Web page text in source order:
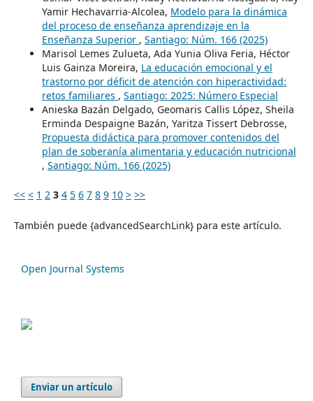
Yamir Hechavarria-Alcolea, Modelo para la dinámica
del proceso de enseñanza aprendizaje en la
Enseñanza Superior , Santiago: Núm. 166 (2025)
Marisol Lemes Zulueta, Ada Yunia Oliva Feria, Héctor
Luis Gainza Moreira, La educación emocional y el
trastorno por déficit de atención con hiperactividad:
retos familiares , Santiago: 2025: Número Especial
Anieska Bazán Delgado, Geomaris Callis López, Sheila
Erminda Despaigne Bazán, Yaritza Tissert Debrosse,
Propuesta didáctica para promover contenidos del
plan de soberanía alimentaria y educación nutricional
, Santiago: Núm. 166 (2025)
<< < 1 2 3 4 5 6 7 8 9 10 > >>
También puede {advancedSearchLink} para este artículo.
Open Journal Systems
Enviar un artículo